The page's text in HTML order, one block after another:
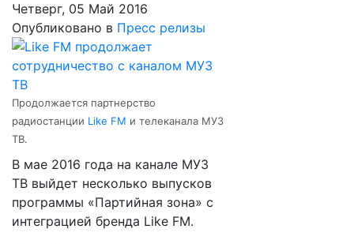
Четверг, 05 Май 2016
Опубликовано в Пресс релизы
Продолжается партнерство
радиостанции Like FM и телеканала МУЗ
ТВ.
В мае 2016 года на канале МУЗ
ТВ выйдет несколько выпусков
программы «Партийная зона» с
интеграцией бренда Like FM.